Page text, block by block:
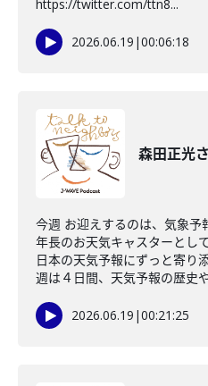
https://twitter.com/ttn8...
2026.06.19 |00:06:18
森田正光
今週 お迎えするのは、気象予
年長のお天気キャスターとし
日本の天気予報にずっと寄り
週は４日間、天気予報の歴史
2026.06.19 |00:21:25